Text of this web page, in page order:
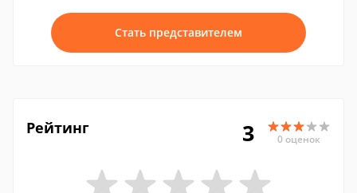
Стать представителем
Рейтинг 3 0 оценок